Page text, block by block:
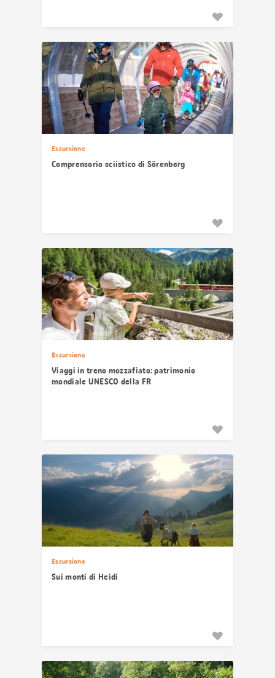
Escursione
Comprensorio sciistico di Sörenberg
Escursione
Viaggi in treno mozzafiato: patrimonio
mondiale UNESCO della FR
Escursione
Sui monti di Heidi